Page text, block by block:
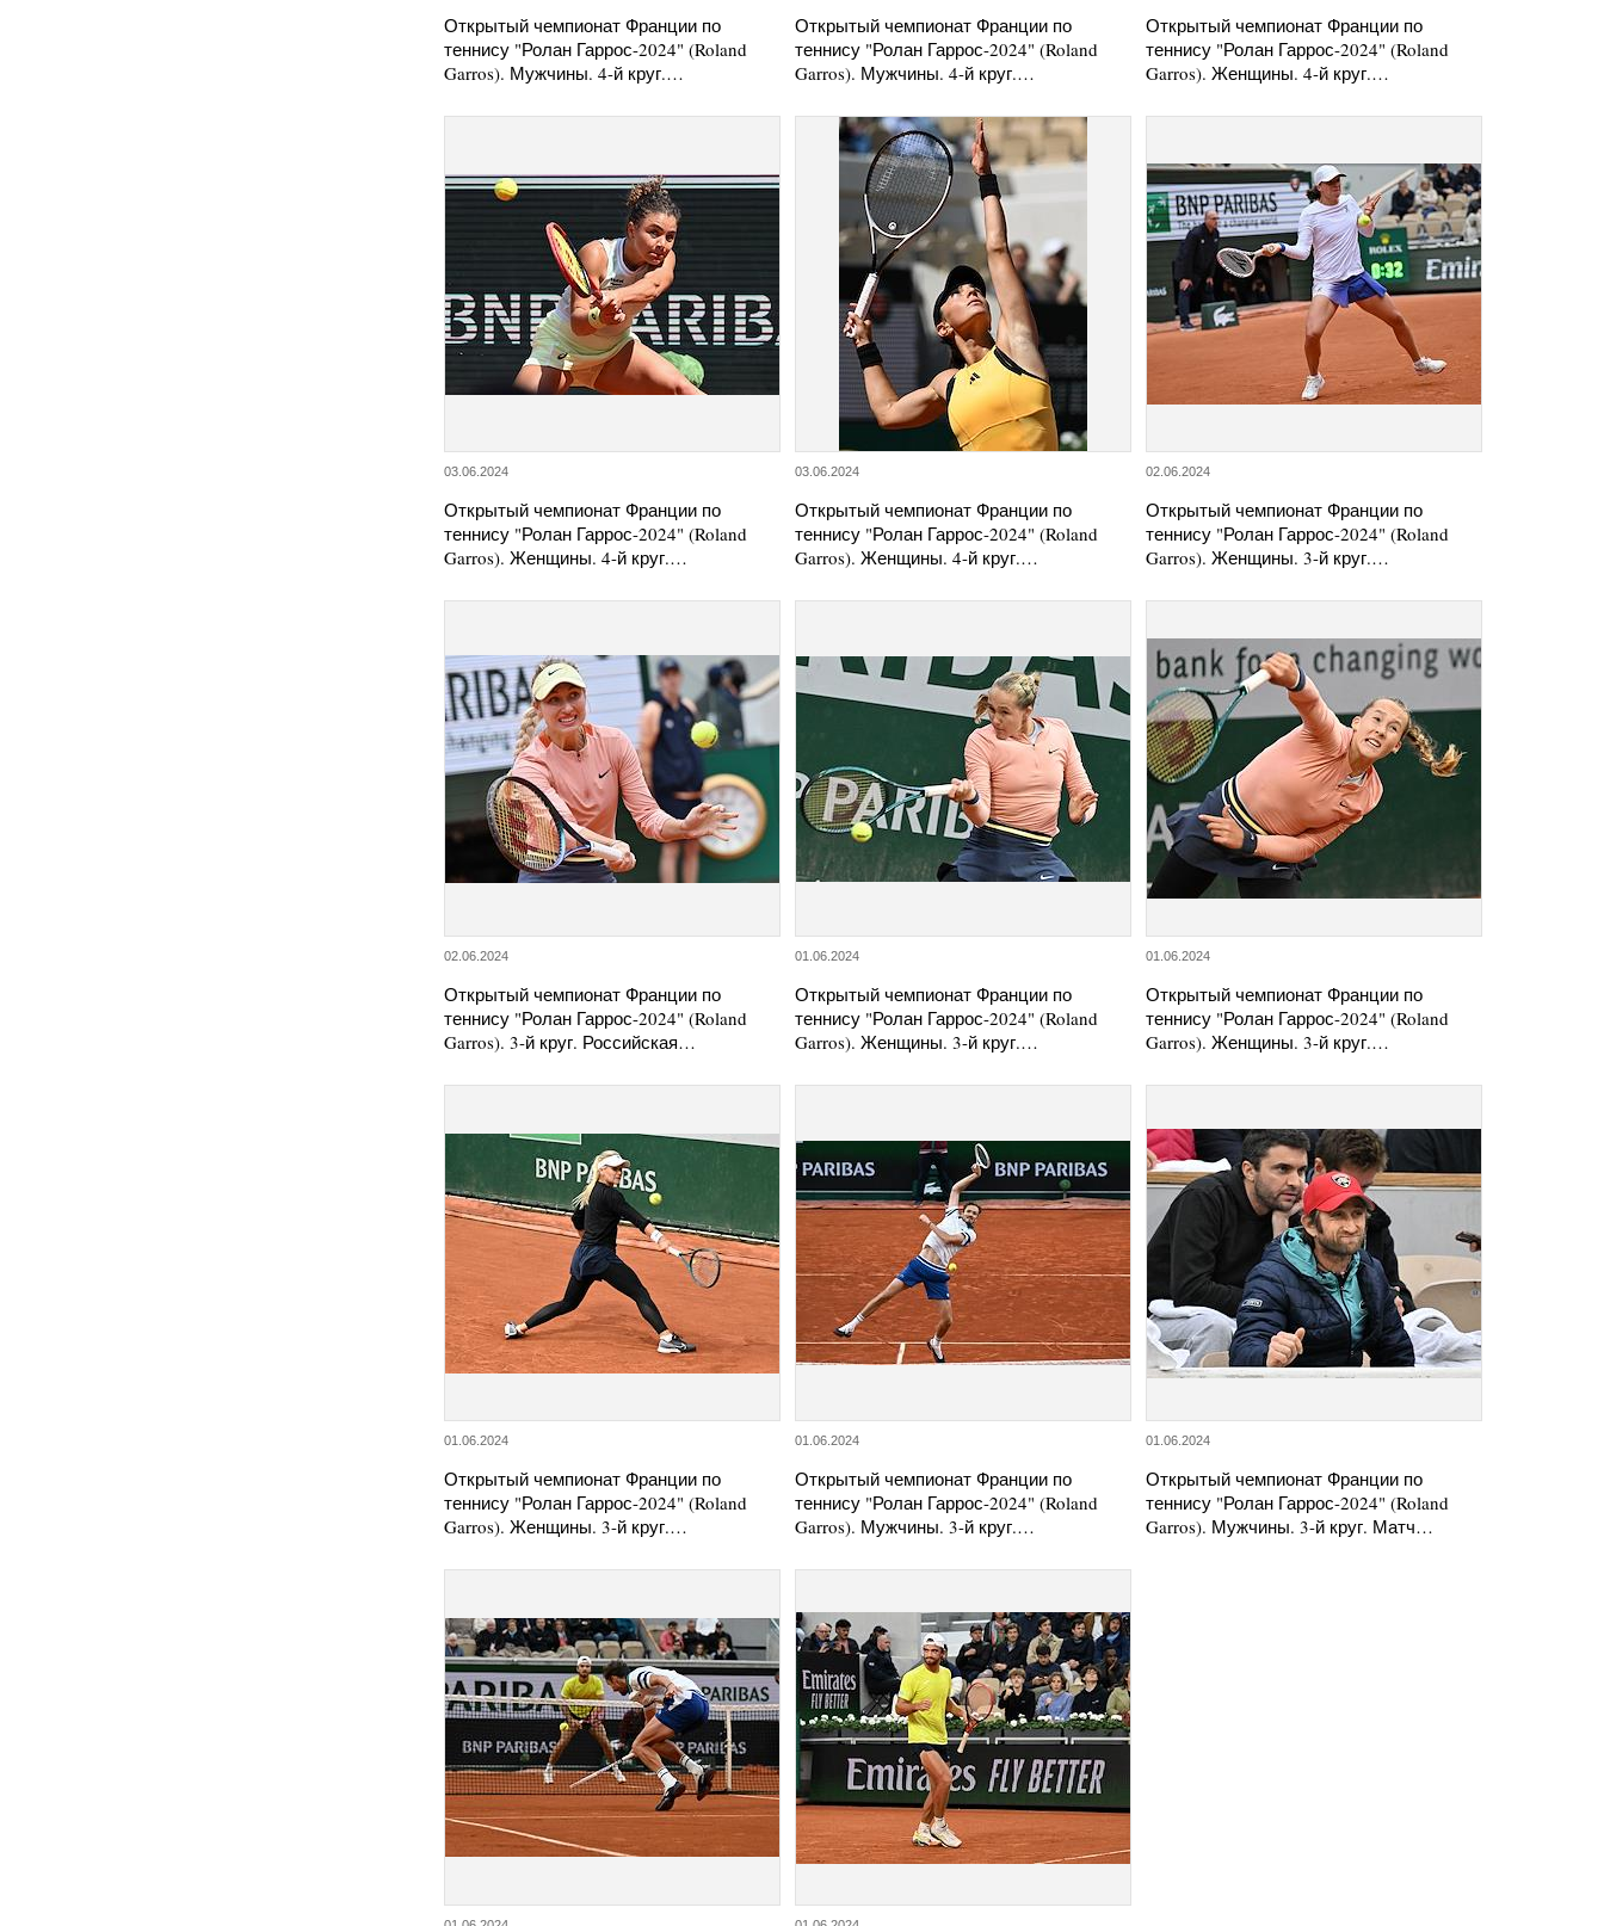
Открытый чемпионат Франции по
теннису "Ролан Гаррос-2024" (Roland
Garros). Мужчины. 4-й круг.…
Открытый чемпионат Франции по
теннису "Ролан Гаррос-2024" (Roland
Garros). Мужчины. 4-й круг.…
Открытый чемпионат Франции по
теннису "Ролан Гаррос-2024" (Roland
Garros). Женщины. 4-й круг.…
03.06.2024
Открытый чемпионат Франции по
теннису "Ролан Гаррос-2024" (Roland
Garros). Женщины. 4-й круг.…
03.06.2024
Открытый чемпионат Франции по
теннису "Ролан Гаррос-2024" (Roland
Garros). Женщины. 4-й круг.…
02.06.2024
Открытый чемпионат Франции по
теннису "Ролан Гаррос-2024" (Roland
Garros). Женщины. 3-й круг.…
02.06.2024
Открытый чемпионат Франции по
теннису "Ролан Гаррос-2024" (Roland
Garros). 3-й круг. Российская…
01.06.2024
Открытый чемпионат Франции по
теннису "Ролан Гаррос-2024" (Roland
Garros). Женщины. 3-й круг.…
01.06.2024
Открытый чемпионат Франции по
теннису "Ролан Гаррос-2024" (Roland
Garros). Женщины. 3-й круг.…
01.06.2024
Открытый чемпионат Франции по
теннису "Ролан Гаррос-2024" (Roland
Garros). Женщины. 3-й круг.…
01.06.2024
Открытый чемпионат Франции по
теннису "Ролан Гаррос-2024" (Roland
Garros). Мужчины. 3-й круг.…
01.06.2024
Открытый чемпионат Франции по
теннису "Ролан Гаррос-2024" (Roland
Garros). Мужчины. 3-й круг. Матч…